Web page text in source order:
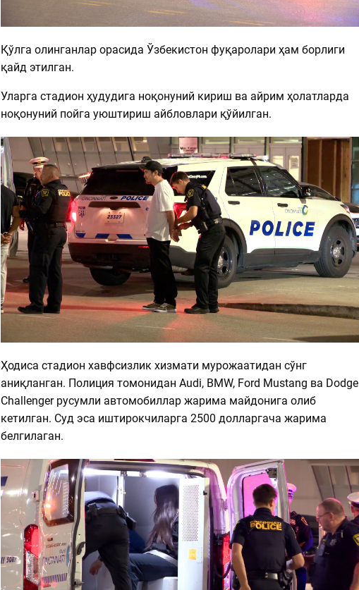
Қўлга олинганлар орасида Ўзбекистон фуқаролари ҳам борлиги
қайд этилган.
Уларга стадион ҳудудига ноқонуний кириш ва айрим ҳолатларда
ноқонуний пойга уюштириш айбловлари қўйилган.
Ҳодиса стадион хавфсизлик хизмати мурожаатидан сўнг
аниқланган. Полиция томонидан Audi, BMW, Ford Mustang ва Dodge
Challenger русумли автомобиллар жарима майдонига олиб
кетилган. Суд эса иштирокчиларга 2500 долларгача жарима
белгилаган.